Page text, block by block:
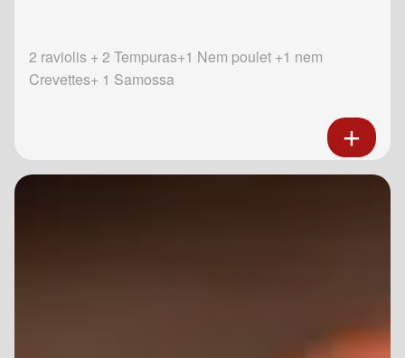
2 raviolis + 2 Tempuras+1 Nem poulet +1 nem
Crevettes+ 1 Samossa